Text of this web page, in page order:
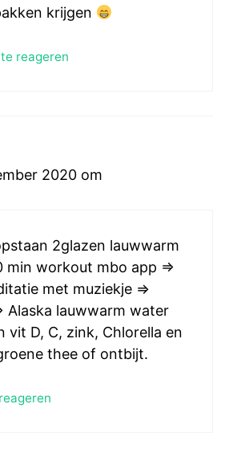
krijgen
reageren
2020 om
2glazen lauwwarm
min workout mbo app =>
met muziekje =>
Alaska lauwwarm water
vit D, C, zink, Chlorella en
thee of ontbijt.